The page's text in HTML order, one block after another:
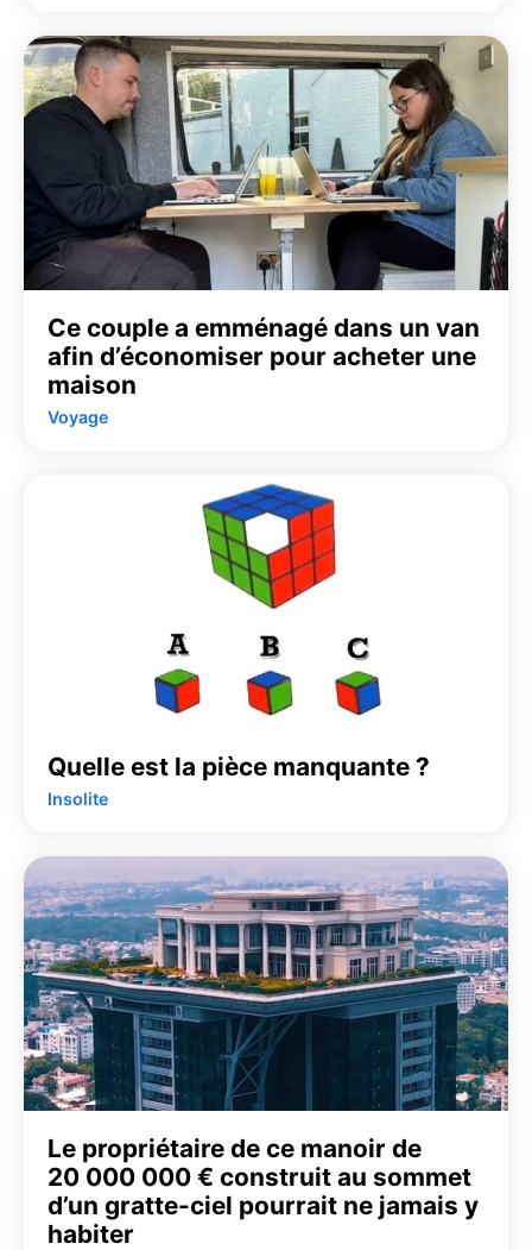
Ce couple a emménagé dans un van
afin d’économiser pour acheter une
maison
Voyage
Quelle est la pièce manquante ?
Insolite
Le propriétaire de ce manoir de
20 000 000 € construit au sommet
d’un gratte-ciel pourrait ne jamais y
habiter